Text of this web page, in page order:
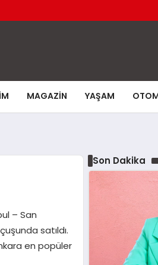
MAGAZIN YAŞAM
– San
satıldı.
en popüler
Son Dakika